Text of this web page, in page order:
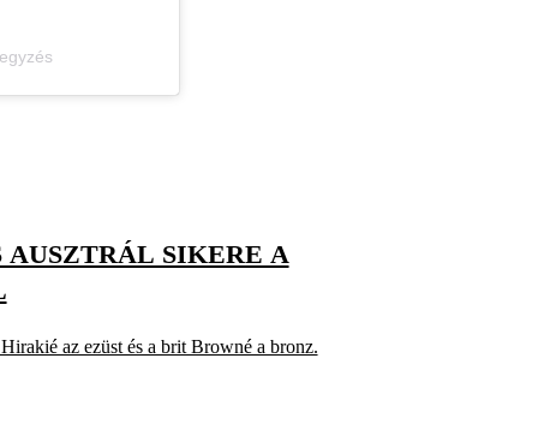
AUSZTRÁL SIKERE A
az ezüst és a brit Browné a bronz.